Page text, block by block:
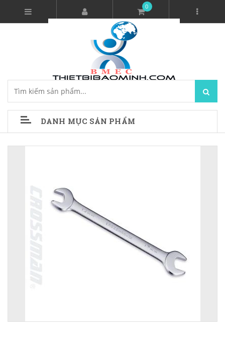
0
DANH MỤC SẢN PHẨM